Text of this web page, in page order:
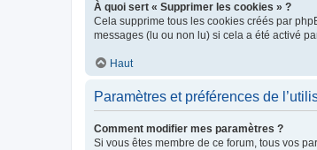
À quoi sert « Supprimer les cookies » ?
Cela supprime tous les cookies créés par
messages (lu ou non lu) si cela a été activé
Haut
Paramètres et préférences de
Comment modifier mes paramètres ?
Si vous êtes membre de ce forum, tous vos